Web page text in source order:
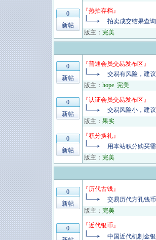
0
新帖
『热拍存档』
拍卖成交结果查
版主： 完美
0
新帖
『普通会员交易发布区』
交易有风险，建
版主： hope 完美
0
新帖
『认证会员交易发布区』
交易风险小，建
版主： 果实
0
新帖
『积分换礼』
用本站积分购买
版主： 完美
0
新帖
『历代古钱』
交易历代方孔钱币
版主： 完美
0
『近代银币』
中国近代机制金